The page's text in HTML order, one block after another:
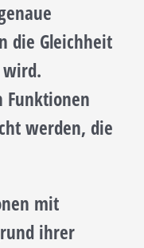
die Gleichheit
Funktionen
werden, die
mit
ihrer